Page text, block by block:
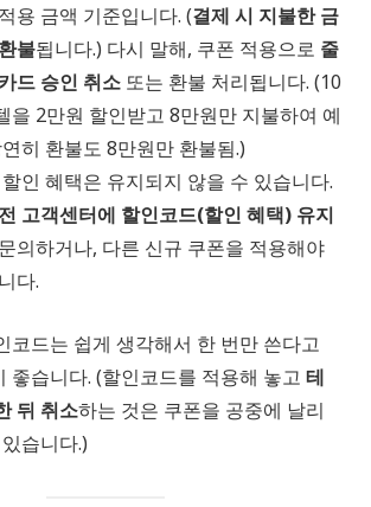
용 금액 기준입니다. (결제 시 지불한 금
불됩니다.) 다시 말해, 쿠폰 적용으로 줄
드 승인 취소 또는 환불 처리됩니다. (10
을 2만원 할인받고 8만원만 지불하여 예
히 환불도 8만원만 환불됨.)
인 혜택은 유지되지 않을 수 있습니다.
고객센터에 할인코드(할인 혜택) 유지
의하거나, 다른 신규 쿠폰을 적용해야
다.
코드는 쉽게 생각해서 한 번만 쓴다고
좋습니다. (할인코드를 적용해 놓고 테
뒤 취소하는 것은 쿠폰을 공중에 날리
습니다.)